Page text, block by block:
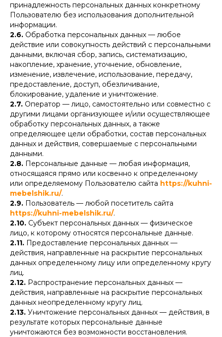
принадлежность персональных данных конкретному
Пользователю без использования дополнительной
информации.
2.6. Обработка персональных данных — любое
действие или совокупность действий с персональными
данными, включая сбор, запись, систематизацию,
накопление, хранение, уточнение, обновление,
изменение, извлечение, использование, передачу,
предоставление, доступ, обезличивание,
блокирование, удаление и уничтожение.
2.7. Оператор — лицо, самостоятельно или совместно с
другими лицами организующее и/или осуществляющее
обработку персональных данных, а также
определяющее цели обработки, состав персональных
данных и действия, совершаемые с персональными
данными.
2.8. Персональные данные — любая информация,
относящаяся прямо или косвенно к определенному
или определяемому Пользователю сайта https://kuhni-
mebelshik.ru/.
2.9. Пользователь — любой посетитель сайта
https://kuhni-mebelshik.ru/.
2.10. Субъект персональных данных — физическое
лицо, к которому относятся персональные данные.
2.11. Предоставление персональных данных —
действия, направленные на раскрытие персональных
данных определенному лицу или определенному кругу
лиц.
2.12. Распространение персональных данных —
действия, направленные на раскрытие персональных
данных неопределенному кругу лиц.
2.13. Уничтожение персональных данных — действия, в
результате которых персональные данные
уничтожаются без возможности восстановления.